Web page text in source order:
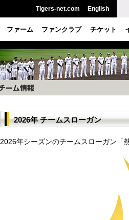
Tigers-net.com English
ファーム ファンクラブ チケット
2026年 チームスローガン
2026年シーズンのチームスローガン「